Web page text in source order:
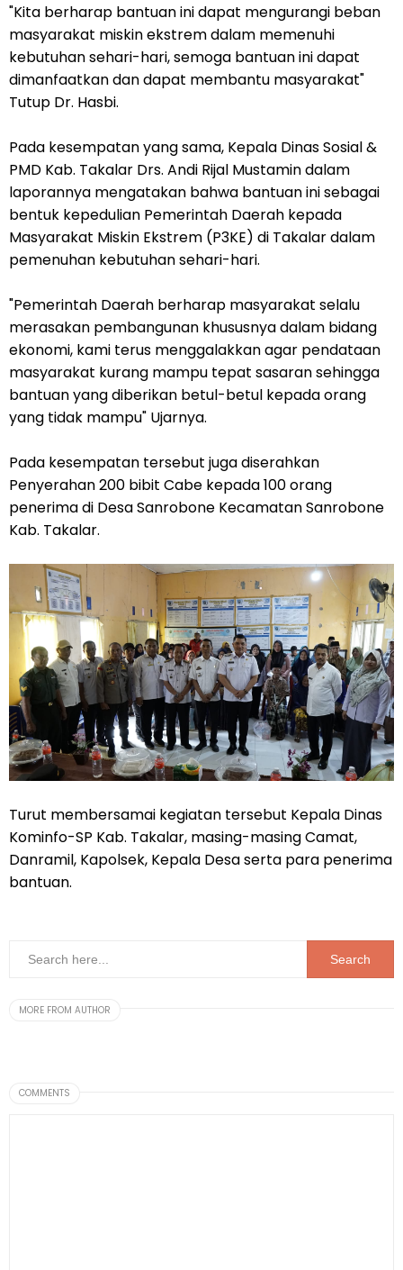
"Kita berharap bantuan ini dapat mengurangi beban
masyarakat miskin ekstrem dalam memenuhi
kebutuhan sehari-hari, semoga bantuan ini dapat
dimanfaatkan dan dapat membantu masyarakat"
Tutup Dr. Hasbi.
Pada kesempatan yang sama, Kepala Dinas Sosial &
PMD Kab. Takalar Drs. Andi Rijal Mustamin dalam
laporannya mengatakan bahwa bantuan ini sebagai
bentuk kepedulian Pemerintah Daerah kepada
Masyarakat Miskin Ekstrem (P3KE) di Takalar dalam
pemenuhan kebutuhan sehari-hari.
"Pemerintah Daerah berharap masyarakat selalu
merasakan pembangunan khususnya dalam bidang
ekonomi, kami terus menggalakkan agar pendataan
masyarakat kurang mampu tepat sasaran sehingga
bantuan yang diberikan betul-betul kepada orang
yang tidak mampu" Ujarnya.
Pada kesempatan tersebut juga diserahkan
Penyerahan 200 bibit Cabe kepada 100 orang
penerima di Desa Sanrobone Kecamatan Sanrobone
Kab. Takalar.
Turut membersamai kegiatan tersebut Kepala Dinas
Kominfo-SP Kab. Takalar, masing-masing Camat,
Danramil, Kapolsek, Kepala Desa serta para penerima
bantuan.
MORE FROM AUTHOR
COMMENTS